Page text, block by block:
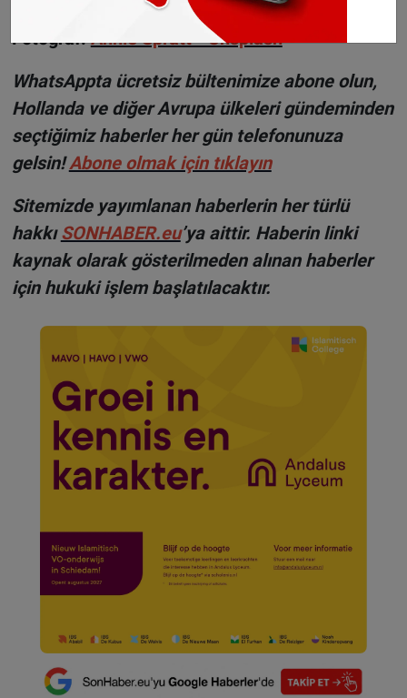
Fotoğraf:Annie Spratt - Unsplash
WhatsAppta ücretsiz bültenimize abone olun,
Hollanda ve diğer Avrupa ülkeleri gündeminden
seçtiğimiz haberler her gün telefonunuza
gelsin!Abone olmak için tıklayın
Sitemizde yayımlanan haberlerin her türlü
hakkıSONHABER.eu’ya aittir. Haberin linki
kaynak olarak gösterilmeden alınan haberler
için hukuki işlem başlatılacaktır.